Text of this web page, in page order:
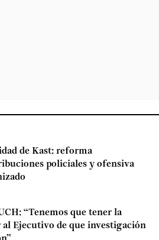
de Kast: reforma
policiales y ofensiva
“Tenemos que tener la
al Ejecutivo de que investigación